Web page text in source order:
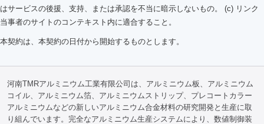
はサービスの後援、支持、または承認を不当に暗示しないもの。 (c) リンク
当事者のサイトのコンテキスト内に適合すること。
本契約は、本契約の日付から開始するものとします。
河南TMRアルミニウム工業有限公司は、アルミニウム板、アルミニウム
コイル、アルミニウム箔、アルミニウムストリップ、プレコートカラー
アルミニウムなどの新しいアルミニウム合金材料の研究開発と生産に取
り組んでいます。完全なアルミニウム生産システムにより、数値制御装